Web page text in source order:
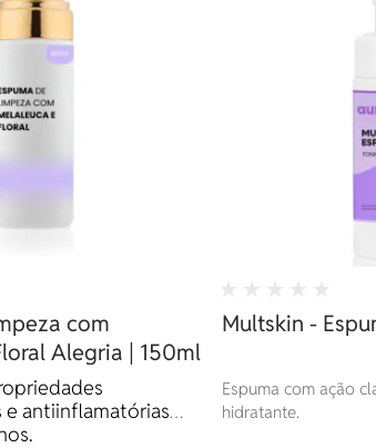
com
Alegria | 150ml
e antiinflamatórias
Multskin -
Espuma com ação
hidratante.